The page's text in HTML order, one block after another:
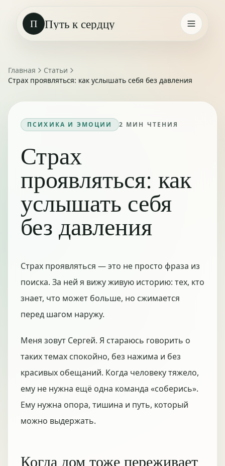
П Путь к сердцу
Главная
Статьи
Страх проявляться: как услышать себя без давления
ПСИХИКА И ЭМОЦИИ 2 МИН ЧТЕНИЯ
Страх
проявляться: как
услышать себя
без давления
Страх проявляться — это не просто фраза из
поиска. За ней я вижу живую историю: тех, кто
знает, что может больше, но сжимается
перед шагом наружу.
Меня зовут Сергей. Я стараюсь говорить о
таких темах спокойно, без нажима и без
красивых обещаний. Когда человеку тяжело,
ему не нужна ещё одна команда «соберись».
Ему нужна опора, тишина и путь, который
можно выдержать.
Когда дом тоже переживает